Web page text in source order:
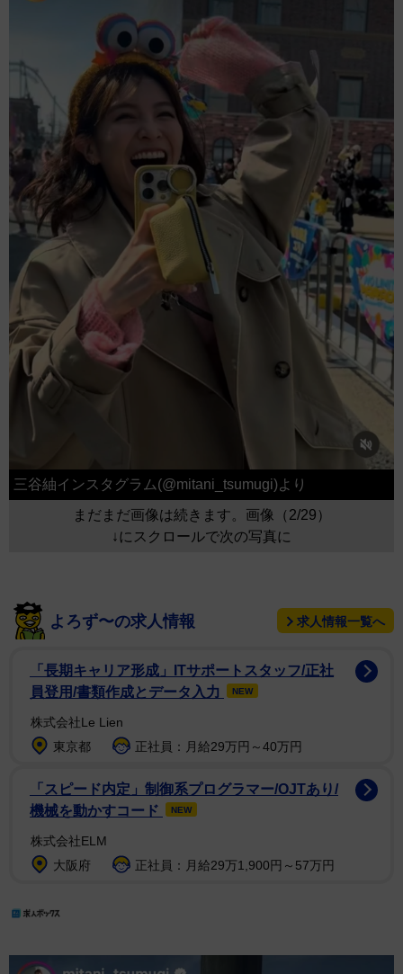
三谷紬インスタグラム(@mitani_tsumugi)より
まだまだ画像は続きます。画像（2/29）
↓にスクロールで次の写真に
よろず〜の求人情報 求人情報一覧へ
「長期キャリア形成」ITサポートスタッフ/正社
員登用/書類作成とデータ入力
NEW
株式会社Le Lien
東京都
正社員：月給29万円～40万円
「スピード内定」制御系プログラマー/OJTあり/
機械を動かすコード
NEW
株式会社ELM
大阪府
正社員：月給29万1,900円～57万円